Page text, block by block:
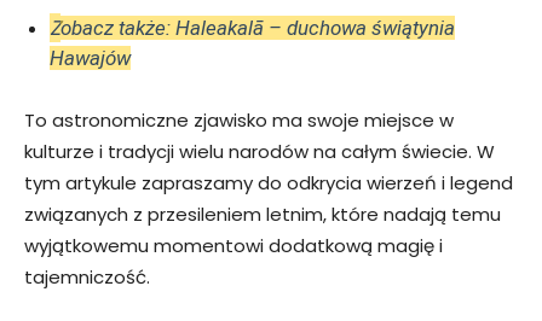
Zobacz także: Haleakalā – duchowa świątynia
Hawajów
To astronomiczne zjawisko ma swoje miejsce w
kulturze i tradycji wielu narodów na całym świecie. W
tym artykule zapraszamy do odkrycia wierzeń i legend
związanych z przesileniem letnim, które nadają temu
wyjątkowemu momentowi dodatkową magię i
tajemniczość.